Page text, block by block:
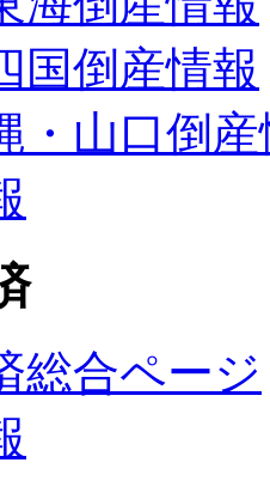
国倒産情報
・山口倒
総合ページ